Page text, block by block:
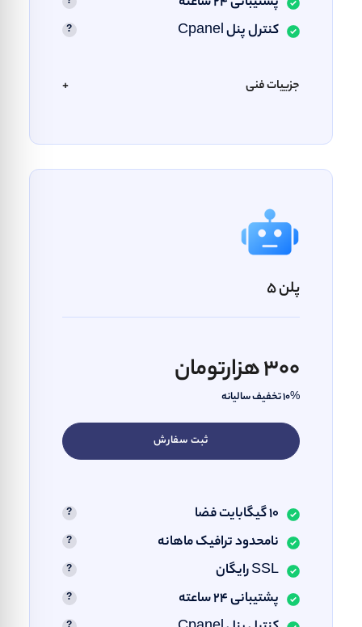
کنترل پنل Cpanel
جزییات فنی +
پلن 5
300 هزارتومان
10% تخفیف سالیانه
ثبت سفارش
10 گیگابایت فضا
نامحدود ترافیک ماهانه
SSL رایگان
پشتیبانی ۲۴ ساعته